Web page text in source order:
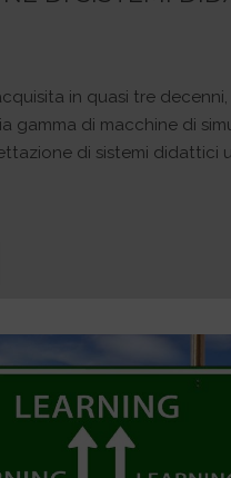
in quasi tre
gamma di macchine di
di sistemi didattici